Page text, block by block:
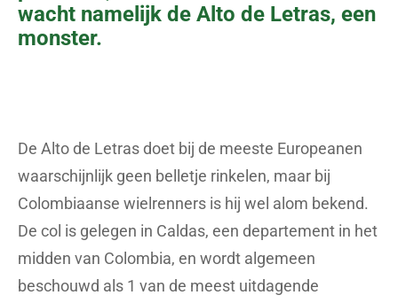
wacht namelijk de Alto de Letras, een
monster.
De Alto de Letras doet bij de meeste Europeanen
waarschijnlijk geen belletje rinkelen, maar bij
Colombiaanse wielrenners is hij wel alom bekend.
De col is gelegen in Caldas, een departement in het
midden van Colombia, en wordt algemeen
beschouwd als 1 van de meest uitdagende